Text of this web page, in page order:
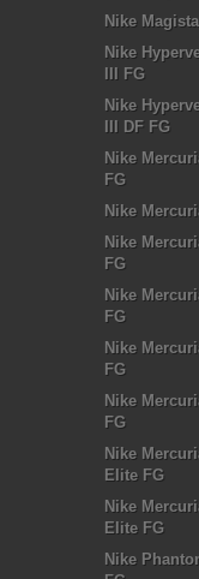
Nike
Nike
III FG
Nike
III DF FG
Nike
FG
Nike
Nike
FG
Nike
FG
Nike
FG
Nike
FG
Nike
Elite FG
Nike
Elite FG
Nike